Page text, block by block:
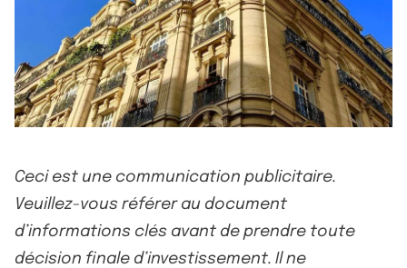
Ceci est une communication publicitaire.
Veuillez-vous référer au document
d’informations clés avant de prendre toute
décision finale d’investissement. Il ne